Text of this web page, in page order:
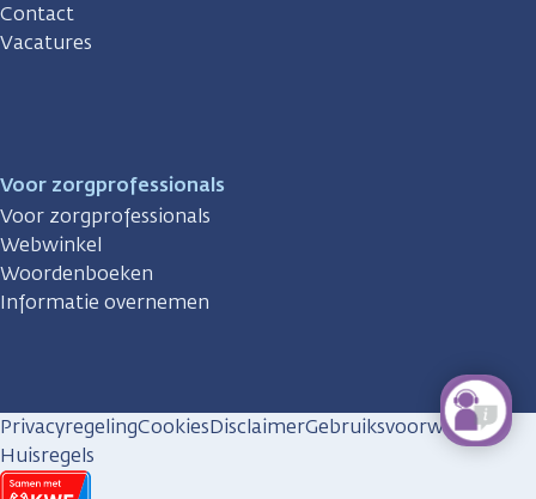
Contact
Vacatures
Voor zorgprofessionals
Voor zorgprofessionals
Webwinkel
Woordenboeken
Informatie overnemen
PrivacyregelingCookiesDisclaimerGebruiksvoorwaarden
Huisregels